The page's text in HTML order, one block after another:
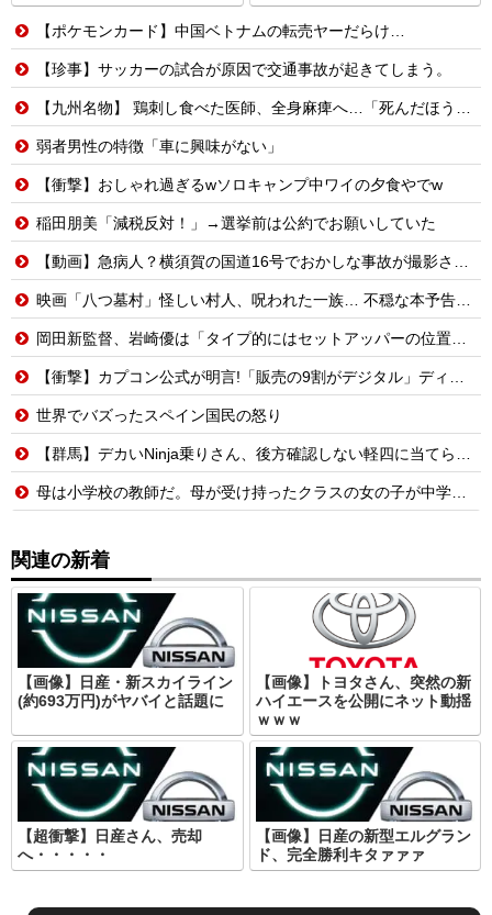
【ポケモンカード】中国ベトナムの転売ヤーだらけ…
【珍事】サッカーの試合が原因で交通事故が起きてしまう。
【九州名物】 鶏刺し食べた医師、全身麻痺へ…「死んだほうが良い」
弱者男性の特徴「車に興味がない」
【衝撃】おしゃれ過ぎるwソロキャンプ中ワイの夕食やでw
稲田朋美「減税反対！」→選挙前は公約でお願いしていた
【動画】急病人？横須賀の国道16号でおかしな事故が撮影される。
映画「八つ墓村」怪しい村人、呪われた一族… 不穏な本予告公開 主題歌はB’zの松本孝弘率いるTMG
岡田新監督、岩崎優は「タイプ的にはセットアッパーの位置が一番合うてる」←おーん
【衝撃】カプコン公式が明言!「販売の9割がデジタル」ディスク市場縮小でもノーダメ
世界でバズったスペイン国民の怒り
【群馬】デカいNinja乗りさん、後方確認しない軽四に当てられてしまう。
母は小学校の教師だ。母が受け持ったクラスの女の子が中学でいじめを受けているようで母を頼ってくる
関連の新着
【画像】日産・新スカイライン
(約693万円)がヤバイと話題に
【画像】トヨタさん、突然の新
ハイエースを公開にネット動揺
ｗｗｗ
【超衝撃】日産さん、売却
へ・・・・・
【画像】日産の新型エルグラン
ド、完全勝利キタァァァ